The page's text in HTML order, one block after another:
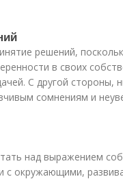
решений,
в своих
С другой стороны,
сомнениям и
над выражением
с окружающими,